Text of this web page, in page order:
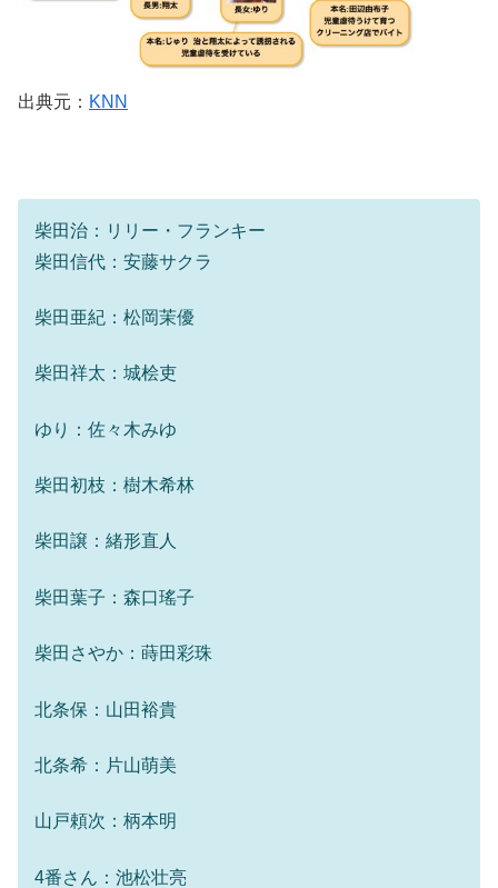
出典元： KNN
柴田治：リリー・フランキー
柴田信代：安藤サクラ
柴田亜紀：松岡茉優
柴田祥太：城桧吏
ゆり：佐々木みゆ
柴田初枝：樹木希林
柴田譲：緒形直人
柴田葉子：森口瑤子
柴田さやか：蒔田彩珠
北条保：山田裕貴
北条希：片山萌美
山戸頼次：柄本明
4番さん：池松壮亮